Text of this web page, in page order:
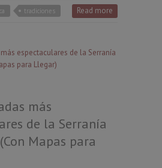
tradiciones Read more
más
de la Serranía
Mapas para